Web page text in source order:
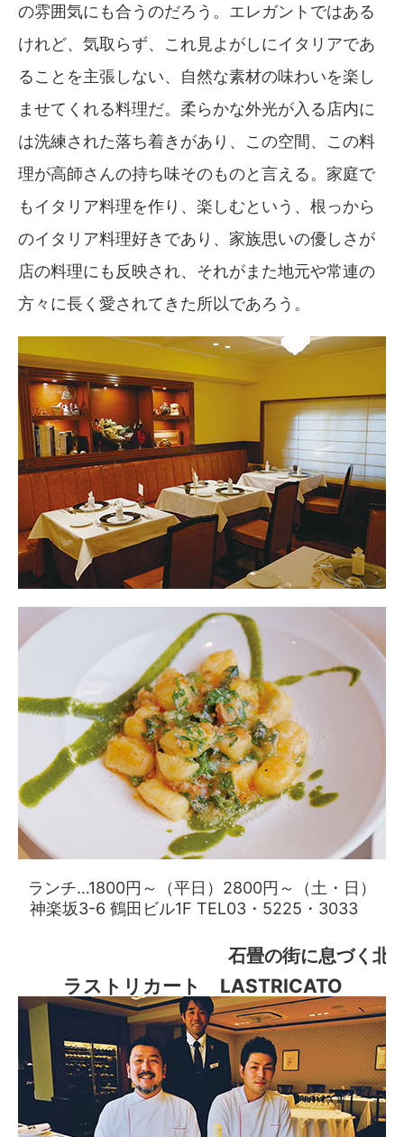
の雰囲気にも合うのだろう。エレガントではある
けれど、気取らず、これ見よがしにイタリアであ
ることを主張しない、自然な素材の味わいを楽し
ませてくれる料理だ。柔らかな外光が入る店内に
は洗練された落ち着きがあり、この空間、この料
理が高師さんの持ち味そのものと言える。家庭で
もイタリア料理を作り、楽しむという、根っから
のイタリア料理好きであり、家族思いの優しさが
店の料理にも反映され、それがまた地元や常連の
方々に長く愛されてきた所以であろう。
ランチ…1800円～（平日）2800円～（土・日）
神楽坂3-6 鶴田ビル1F TEL03・5225・3033
石畳の街に息づく北
ラストリカート LASTRICATO